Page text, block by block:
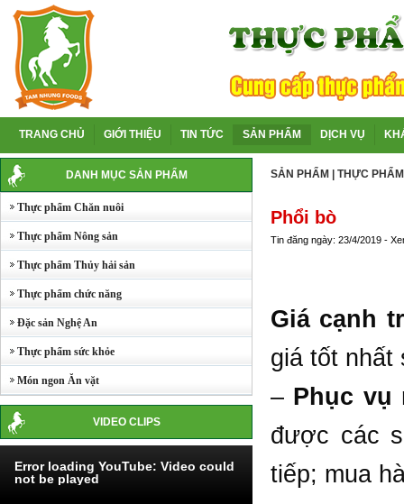
TRANG CHỦ GIỚI THIỆU TIN TỨC SẢN PHẨM DỊCH VỤ
DANH MỤC SẢN PHẨM
Thực phẩm Chăn nuôi
Thực phẩm Nông sản
Thực phẩm Thủy hải sản
Thực phẩm chức năng
Đặc sản Nghệ An
Thực phẩm sức khỏe
Món ngon Ăn vặt
VIDEO CLIPS
Error loading YouTube: Video could
not be played
SẢN PHẨM THỰC
Phổi bò
Tin đăng ngày: 23/4/2019 -
Giá cạnh
giá tốt nhất
– Phục vụ
được các
tiếp; mua